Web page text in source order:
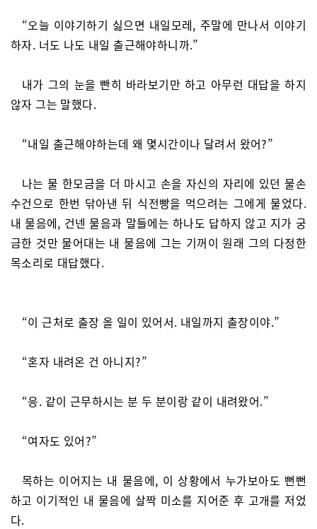
“오늘 이야기하기 싫으면 내일모레, 주말에 만나서 이야기
하자. 너도 나도 내일 출근해야하니까.”
내가 그의 눈을 빤히 바라보기만 하고 아무런 대답을 하지
않자 그는 말했다.
“내일 출근해야하는데 왜 몇시간이나 달려서 왔어?”
나는 물 한모금을 더 마시고 손을 자신의 자리에 있던 물손
수건으로 한번 닦아낸 뒤 식전빵을 먹으려는 그에게 물었다.
내 물음에, 건넨 물음과 말들에는 하나도 답하지 않고 지가 궁
금한 것만 물어대는 내 물음에 그는 기꺼이 원래 그의 다정한
목소리로 대답했다.
“이 근처로 출장 올 일이 있어서. 내일까지 출장이야.”
“혼자 내려온 건 아니지?”
“응. 같이 근무하시는 분 두 분이랑 같이 내려왔어.”
“여자도 있어?”
목하는 이어지는 내 물음에, 이 상황에서 누가보아도 뻔뻔
하고 이기적인 내 물음에 살짝 미소를 지어준 후 고개를 저었
다.